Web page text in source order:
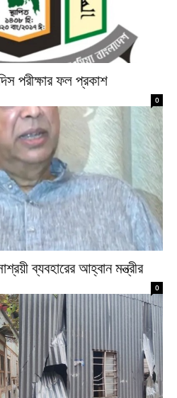
পরীক্ষার ফল প্রকাশ
0
ব্যবহারের আহ্বান মন্ত্রীর
0